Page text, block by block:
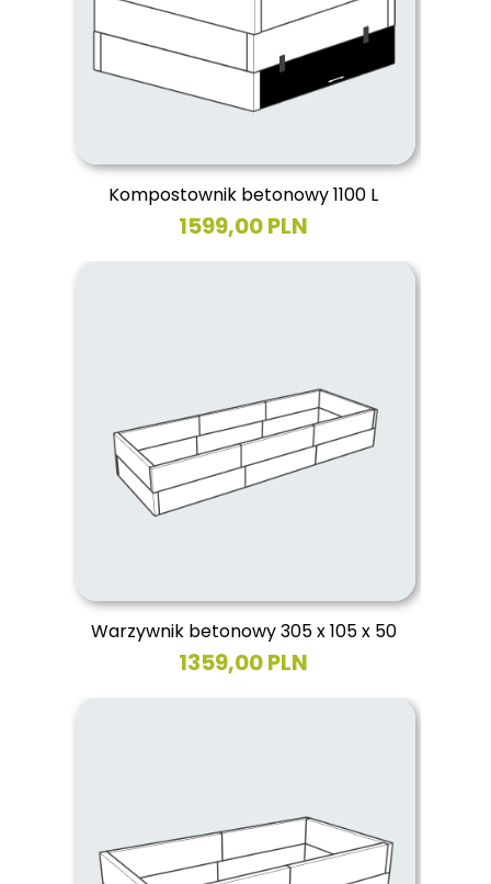
Kompostownik betonowy 1100 L
1599,00 PLN
Warzywnik betonowy 305 x 105 x 50
1359,00 PLN